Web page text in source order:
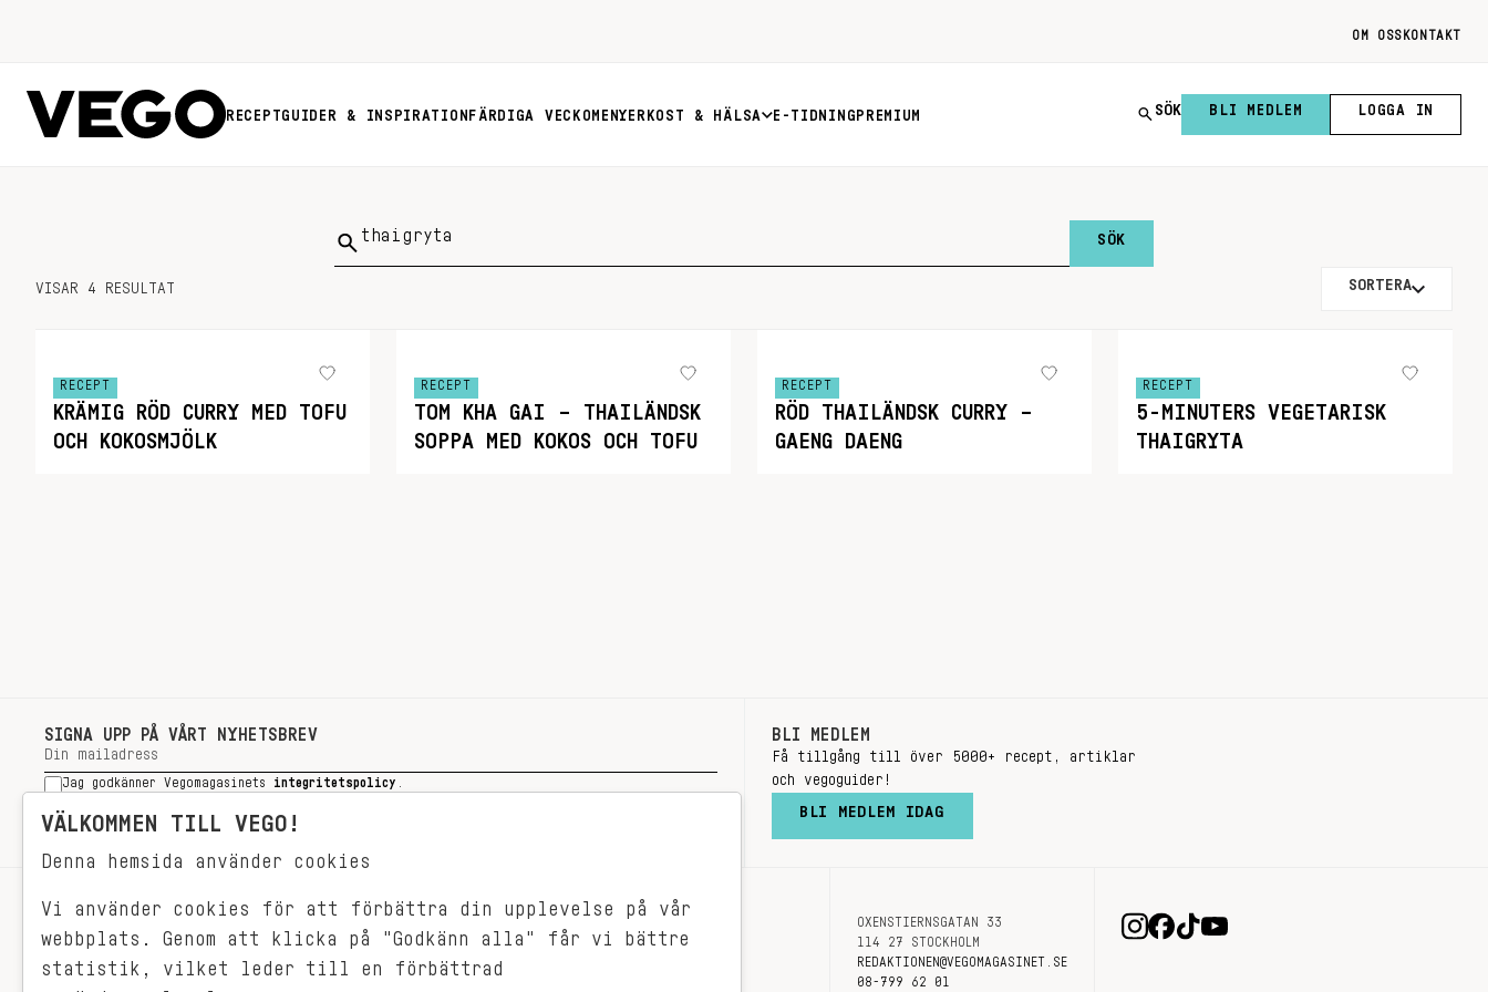
OM OSS KONTAKT
RECEPTGUIDER & INSPIRATION FÄRDIGA VECKOMENYER KOST & HÄLSA E-TIDNING PREMIUM SÖK BLI MEDLEM LOGGA IN
Sök
VISAR 4 RESULTAT SORTERA
RECEPT
KRÄMIG RÖD CURRY MED TOFU
OCH KOKOSMJÖLK
RECEPT
TOM KHA GAI – THAILÄNDSK
SOPPA MED KOKOS OCH TOFU
RECEPT
RÖD THAILÄNDSK CURRY –
GAENG DAENG
RECEPT
5-MINUTERS VEGETARISK
THAIGRYTA
SIGNA UPP PÅ VÅRT NYHETSBREV
Jag godkänner Vegomagasinets integritetspolicy
SIGNA UPP
BLI MEDLEM
Få tillgång till över 5000+ recept, artiklar
och vegoguider!
BLI MEDLEM IDAG
RECEPT
VEGONYTT
OM OSS
OXENSTIERNSGATAN 33
114 27 STOCKHOLM
REDAKTIONEN@VEGOMAGASINET.SE
08-799 62 01
VÄLKOMMEN TILL VEGO!
Denna hemsida använder cookies
Vi använder cookies för att förbättra din upplevelse på vår
webbplats. Genom att klicka på "Godkänn alla" får vi bättre
statistik, vilket leder till en förbättrad